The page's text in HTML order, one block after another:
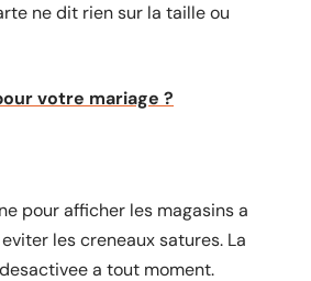
ne dit rien sur la taille ou
votre mariage ?
pour afficher les magasins a
les creneaux satures. La
a tout moment.